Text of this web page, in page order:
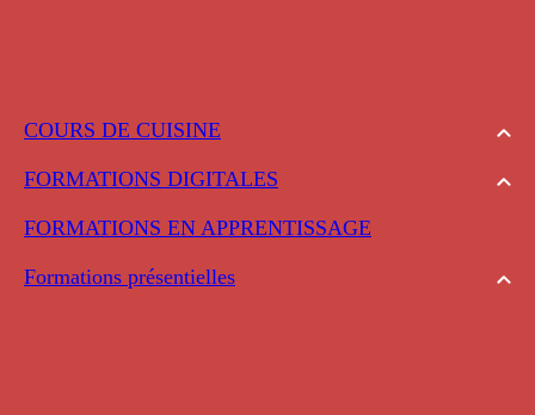
COURS DE CUISINE
FORMATIONS DIGITALES
FORMATIONS EN APPRENTISSAGE
Formations présentielles